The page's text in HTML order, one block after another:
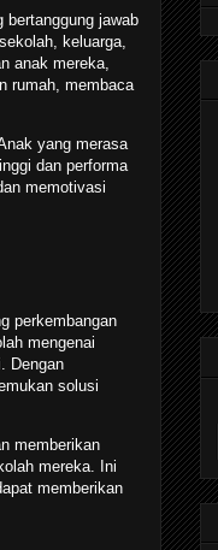
bertanggung jawab
keluarga,
anak mereka,
rumah, membaca
yang merasa
dan performa
memotivasi
perkembangan
mengenai
Dengan
solusi
memberikan
mereka. Ini
memberikan